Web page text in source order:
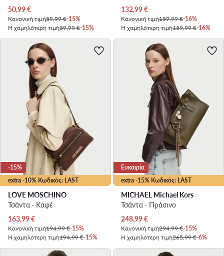
Τρέχουσα τιμή
50,99€
Κανονική τιμή59,99 €-15%
Η χαμηλότερη τιμή59,99 €-15%
Τρέχουσα τιμή
132,99€
Κανονική τιμή159,99 €-16%
Η χαμηλότερη τιμή159,99 €-16%
extra -10% Κωδικός: LAST
-15%
LOVE MOSCHINO
Τσάντα · Καφέ
Τρέχουσα τιμή
163,99€
Κανονική τιμή194,99 €-15%
Η χαμηλότερη τιμή194,99 €-15%
extra -15% Κωδικός: LAST
Ευκαιρία
MICHAEL Michael Kors
Τσάντα · Πράσινο
Τρέχουσα τιμή
248,99€
Κανονική τιμή294,99 €-15%
Η χαμηλότερη τιμή265,99 €-6%